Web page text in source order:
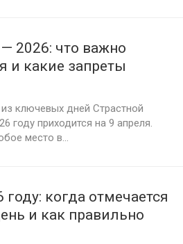
2026: что важно
и какие запреты
этот день
ключевых дней Страстной
году приходится на 9 апреля.
место в...
когда отмечается
и как правильно